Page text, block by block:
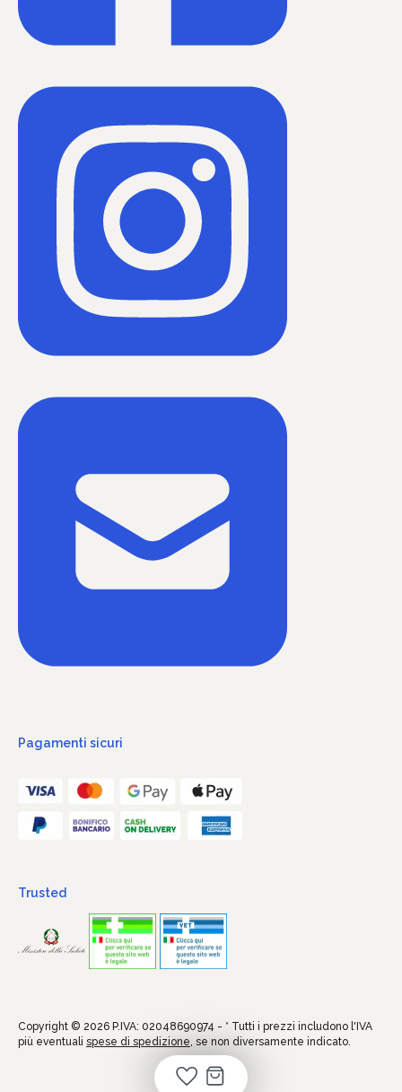
Pagamenti sicuri
Trusted
Copyright © 2026 P.IVA: 02048690974 - * Tutti i prezzi includono l'IVA
più eventuali spese di spedizione, se non diversamente indicato.